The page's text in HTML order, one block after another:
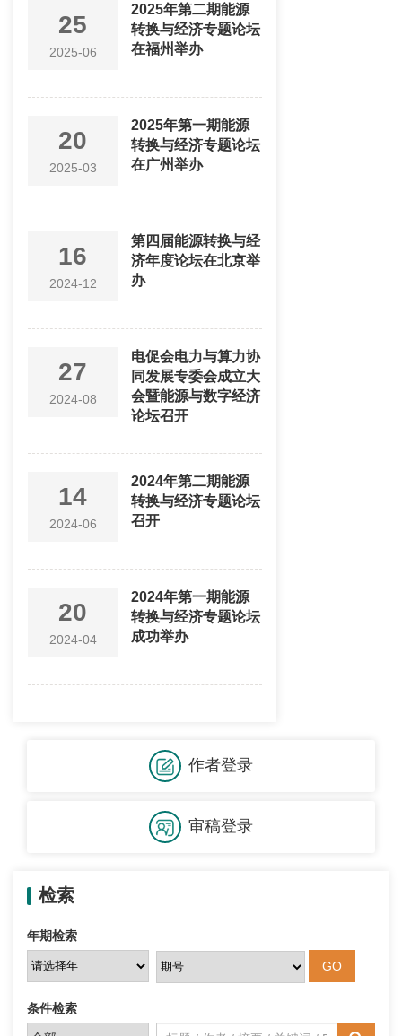
25
2025-06
2025年第二期能源
转换与经济专题论坛
在福州举办
20
2025-03
2025年第一期能源
转换与经济专题论坛
在广州举办
16
2024-12
第四届能源转换与经
济年度论坛在北京举
办
27
2024-08
电促会电力与算力协
同发展专委会成立大
会暨能源与数字经济
论坛召开
14
2024-06
2024年第二期能源
转换与经济专题论坛
召开
20
2024-04
2024年第一期能源
转换与经济专题论坛
成功举办
作者登录
审稿登录
检索
年期检索
条件检索